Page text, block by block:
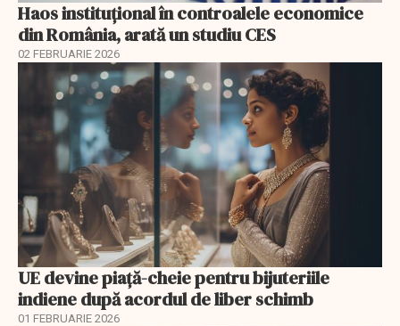
Haos instituțional în controalele economice
din România, arată un studiu CES
02 FEBRUARIE 2026
UE devine piață-cheie pentru bijuteriile
indiene după acordul de liber schimb
01 FEBRUARIE 2026